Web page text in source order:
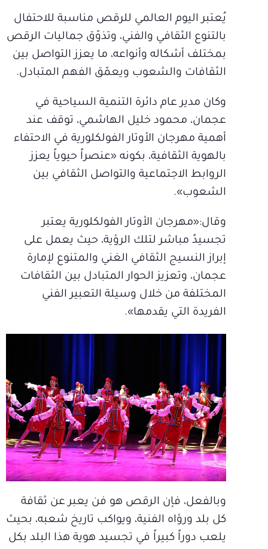
يُعتبر اليوم العالمي للرقص مناسبة للاحتفال
بالتنوع الثقافي والفني، وتذوّق جماليات الرقص
بمختلف أشكاله وأنواعه، ما يعزز التواصل بين
الثقافات والشعوب ويعمّق الفهم المتبادل.
وكان مدير عام دائرة التنمية السياحية في
عجمان، محمود خليل الهاشمي، توقف عند
أهمية مهرجان الأوتار الفولكلورية في الاحتفاء
بالهوية الثقافية، بكونه «عنصراً حيوياً يعزز
الروابط الاجتماعية والتواصل الثقافي بين
الشعوب».
وقال:«مهرجان الأوتار الفولكلورية يعتبر
تجسيدً مباشر لتلك الرؤية، حيث يعمل على
إبراز النسيج الثقافي الغني والمتنوع لإمارة
عجمان، وتعزيز الحوار المتبادل بين الثقافات
المختلفة من خلال وسيلة التعبير الفني
الفريدة التي يقدمها».
وبالفعل، فإن الرقص هو فن يعبر عن ثقافة
كل بلد ورؤاه الفنية، ويواكب تاريخ شعبه، بحيث
يلعب دوراً كبيراً في تجسيد هوية هذا البلد بكل